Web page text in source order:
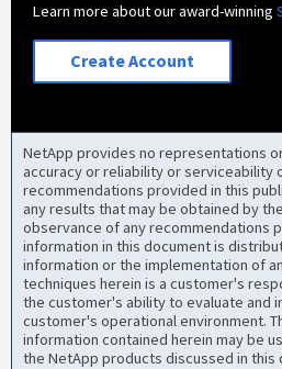
Learn more about our award-winning
Create Account
NetApp provides no representations
accuracy or reliability or serviceability
recommendations provided in this
any results that may be obtained by
observance of any recommendations
information in this document is
information or the implementation of
techniques herein is a customer's
the customer's ability to evaluate and
customer's operational environment.
information contained herein may be
the NetApp products discussed in this